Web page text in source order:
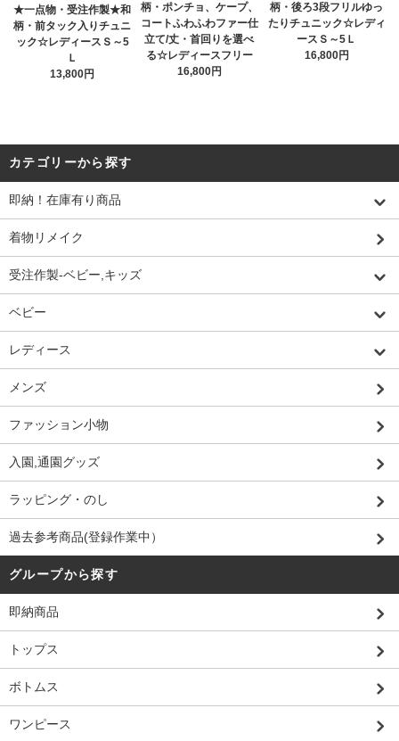
★一点物・受注作製★和
柄・前タック入りチュニ
ック☆レディースＳ～5
Ｌ
13,800円
柄・ポンチョ、ケープ、
コートふわふわファー仕
立て/丈・首回りを選べ
る☆レディースフリー
16,800円
柄・後ろ3段フリルゆっ
たりチュニック☆レディ
ースＳ～5Ｌ
16,800円
カテゴリーから探す
即納！在庫有り商品
着物リメイク
受注作製-ベビー,キッズ
ベビー
レディース
メンズ
ファッション小物
入園,通園グッズ
ラッピング・のし
過去参考商品(登録作業中）
グループから探す
即納商品
トップス
ボトムス
ワンピース